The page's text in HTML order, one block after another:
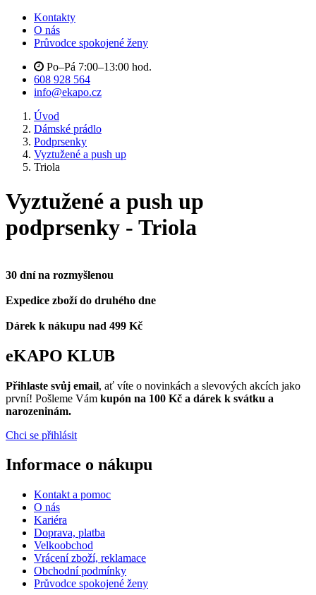
Kontakty
O nás
Průvodce spokojené ženy
Po–Pá 7:00–13:00 hod.
608 928 564
info@ekapo.cz
Úvod
Dámské prádlo
Podprsenky
Vyztužené a push up
Triola
Vyztužené a push up
podprsenky - Triola
30 dní na rozmyšlenou
Expedice zboží do druhého dne
Dárek k nákupu nad 499 Kč
eKAPO KLUB
Přihlaste svůj email, ať víte o novinkách a slevových akcích jako
první! Pošleme Vám kupón na 100 Kč a dárek k svátku a
narozeninám.
Chci se přihlásit
Informace o nákupu
Kontakt a pomoc
O nás
Kariéra
Doprava, platba
Velkoobchod
Vrácení zboží, reklamace
Obchodní podmínky
Průvodce spokojené ženy